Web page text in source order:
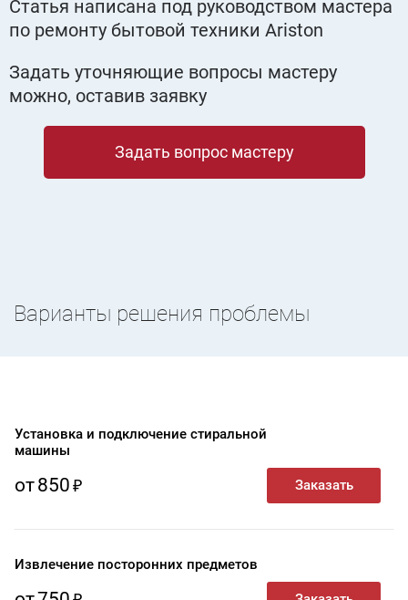
Статья написана под руководством мастера
по ремонту бытовой техники Ariston
Задать уточняющие вопросы мастеру
можно, оставив заявку
Задать вопрос мастеру
Варианты решения проблемы
Установка и подключение стиральной
машины
от850
Извлечение посторонних предметов